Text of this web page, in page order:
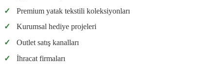
✓
Premium yatak tekstili koleksiyonları
✓
Kurumsal hediye projeleri
✓
Outlet satış kanalları
✓
İhracat firmaları